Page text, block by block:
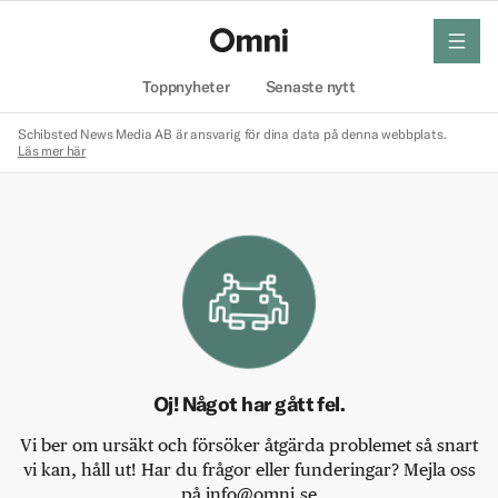
Toppnyheter Senaste nytt
meny
Schibsted News Media AB är ansvarig för dina data på denna webbplats.
Läs mer här
Oj! Något har gått fel.
Vi ber om ursäkt och försöker åtgärda problemet så snart
vi kan, håll ut! Har du frågor eller funderingar? Mejla oss